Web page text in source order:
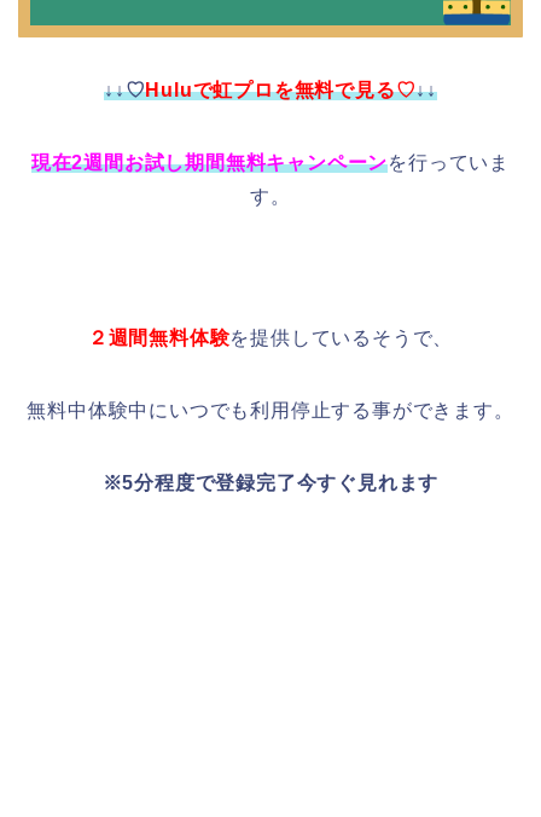
↓↓♡Huluで虹プロを無料で見る♡↓↓
現在2週間お試し期間無料キャンペーンを行っていま
す。
２週間無料体験を提供しているそうで、
無料中体験中にいつでも利用停止する事ができます。
※5分程度で登録完了今すぐ見れます